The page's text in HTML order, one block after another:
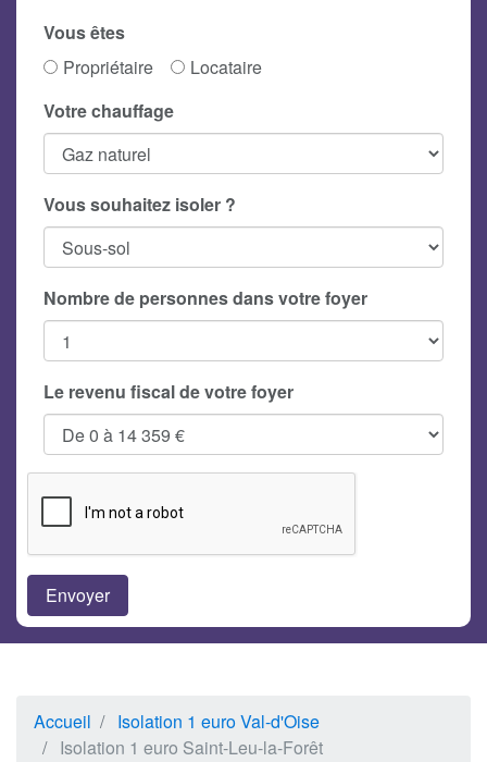
Vous êtes
Propriétaire
Locataire
Votre chauffage
Vous souhaitez isoler ?
Nombre de personnes dans votre foyer
Le revenu fiscal de votre foyer
Accueil
Isolation 1 euro Val-d'Oise
Isolation 1 euro Saint-Leu-la-Forêt